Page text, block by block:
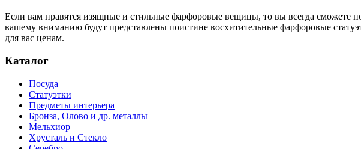
Если вам нравятся изящные и стильные фарфоровые вещицы, то вы всегда
вашему вниманию будут представлены поистине восхитительные фарфоровые
для вас ценам.
Каталог
Посуда
Статуэтки
Предметы интерьера
Бронза, Олово и др. металлы
Мельхиор
Хрусталь и Стекло